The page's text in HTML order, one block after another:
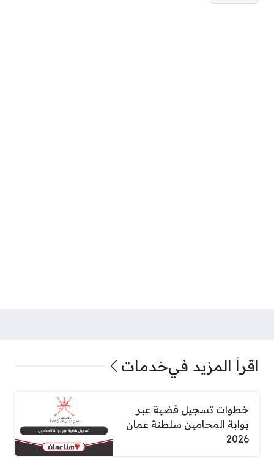
اقرأ المزيد فيخدمات
خطوات تسجيل قضية عبر
بوابة المحامين سلطنة عمان
2026